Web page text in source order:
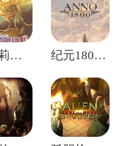
蒂德莉特的奇境冒险修改器 v1.2.1. 纪元1800修改器 v17